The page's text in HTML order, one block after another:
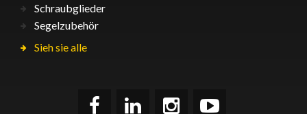
Schraubglieder
Segelzubehör
Sieh sie alle